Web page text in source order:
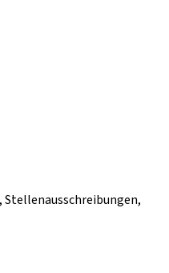
Stellenausschreibungen,